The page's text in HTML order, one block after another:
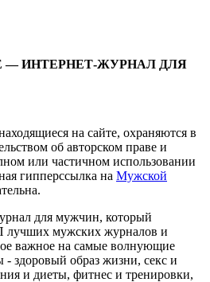
— ИНТЕРНЕТ-ЖУРНАЛ ДЛЯ
на сайте, охраняются в
об авторском праве и
или частичном использовании
гипперссылка на Мужской
для мужчин, который
лучших мужских журналов и
важное на самые волнующие
здоровый образ жизни, секс и
и диеты, фитнес и тренировки,